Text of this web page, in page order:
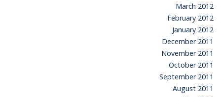
March 2012
February 2012
January 2012
December 2011
November 2011
October 2011
September 2011
August 2011